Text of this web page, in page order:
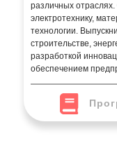
различных
электротехнику,
технологии.
строительстве,
разработкой
обеспечением